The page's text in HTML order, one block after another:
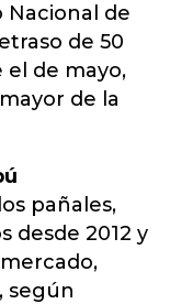
Nacional de
de 50
el de mayo,
de la
pañales,
desde 2012 y
según